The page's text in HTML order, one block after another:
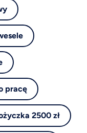
pracę
2500 zł